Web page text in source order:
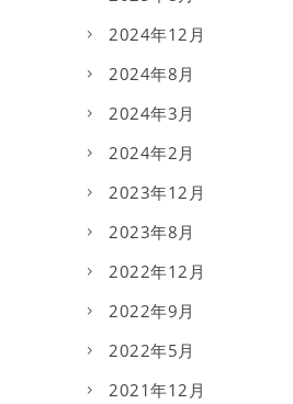
2024年12月
2024年8月
2024年3月
2024年2月
2023年12月
2023年8月
2022年12月
2022年9月
2022年5月
2021年12月